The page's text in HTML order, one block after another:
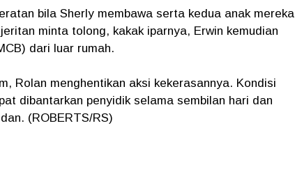
bila Sherly membawa serta kedua anak mereka
minta tolong, kakak iparnya, Erwin kemudian
dari luar rumah.
Rolan menghentikan aksi kekerasannya. Kondisi
dibantarkan penyidik selama sembilan hari dan
(ROBERTS/RS)